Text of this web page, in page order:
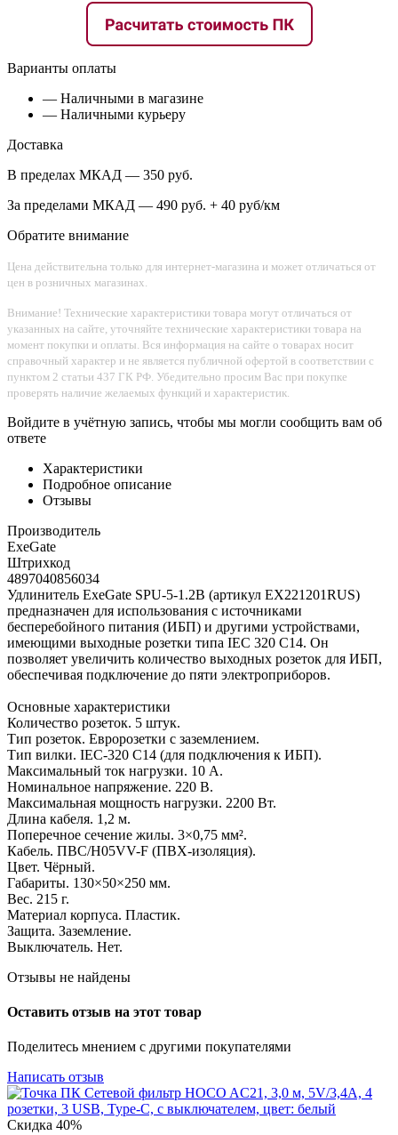
Варианты оплаты
— Наличными в магазине
— Наличными курьеру
Доставка
В пределах МКАД — 350 руб.
За пределами МКАД — 490 руб. + 40 руб/км
Обратите внимание
Цена действительна только для интернет-магазина и может отличаться от
цен в розничных магазинах.
Внимание! Технические характеристики товара могут отличаться от
указанных на сайте, уточняйте технические характеристики товара на
момент покупки и оплаты. Вся информация на сайте о товарах носит
справочный характер и не является публичной офертой в соответствии с
пунктом 2 статьи 437 ГК РФ. Убедительно просим Вас при покупке
проверять наличие желаемых функций и характеристик.
Войдите в учётную запись, чтобы мы могли сообщить вам об
ответе
Характеристики
Подробное описание
Отзывы
Производитель
ExeGate
Штрихкод
4897040856034
Удлинитель ExeGate SPU-5-1.2B (артикул EX221201RUS)
предназначен для использования с источниками
бесперебойного питания (ИБП) и другими устройствами,
имеющими выходные розетки типа IEC 320 C14. Он
позволяет увеличить количество выходных розеток для ИБП,
обеспечивая подключение до пяти электроприборов.
Основные характеристики
Количество розеток. 5 штук.
Тип розеток. Евророзетки с заземлением.
Тип вилки. IEC-320 C14 (для подключения к ИБП).
Максимальный ток нагрузки. 10 А.
Номинальное напряжение. 220 В.
Максимальная мощность нагрузки. 2200 Вт.
Длина кабеля. 1,2 м.
Поперечное сечение жилы. 3×0,75 мм².
Кабель. ПВС/H05VV-F (ПВХ-изоляция).
Цвет. Чёрный.
Габариты. 130×50×250 мм.
Вес. 215 г.
Материал корпуса. Пластик.
Защита. Заземление.
Выключатель. Нет.
Отзывы не найдены
Оставить отзыв на этот товар
Поделитесь мнением с другими покупателями
Написать отзыв
Скидка 40%